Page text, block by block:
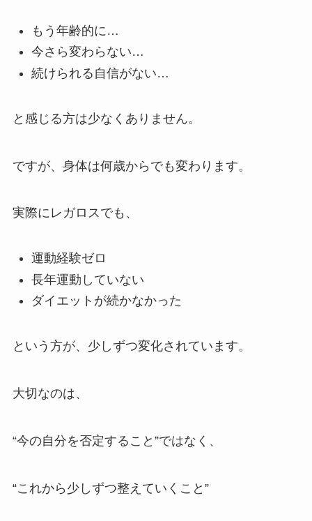
もう年齢的に…
今さら変わらない…
続けられる自信がない…
と感じる方は少なくありません。
ですが、身体は何歳からでも変わります。
実際にレガロスでも、
運動経験ゼロ
長年運動していない
ダイエットが続かなかった
という方が、少しずつ変化されています。
大切なのは、
“今の自分を否定すること”ではなく、
“これから少しずつ整えていくこと”